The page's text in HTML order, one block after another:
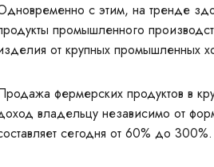
с этим, на тренде
промышленного
от крупных промышленных
фермерских продуктов в
владельцу независимо от
сегодня от 60% до 300%.